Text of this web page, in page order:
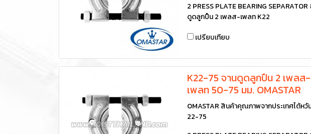
2 PRESS PLATE BEARING SEPARATOR
ดูดลูกปืน 2 เพลส-เพลท K22
เปรียบเทียบ
K22-75 จานดูดลูกปืน 2 เพลส-
เพลท 50-75 มม. OMASTAR
OMASTAR สินค้าคุณภาพจากประเทศไต้หวั
22-75